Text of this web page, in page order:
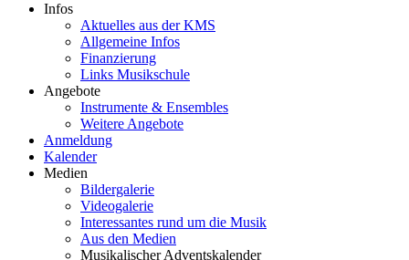
Infos
Aktuelles aus der KMS
Allgemeine Infos
Finanzierung
Links Musikschule
Angebote
Instrumente & Ensembles
Weitere Angebote
Anmeldung
Kalender
Medien
Bildergalerie
Videogalerie
Interessantes rund um die Musik
Aus den Medien
Musikalischer Adventskalender